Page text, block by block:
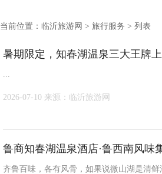
当前位置： 临沂旅游网 > 旅行服务 > 列表
暑期限定，知春湖温泉三大王牌
​...
2026-07-10 来源：临沂旅游网
鲁商知春湖温泉酒店·鲁西南风味
齐鲁百味，各有风骨，如果说微山湖是清